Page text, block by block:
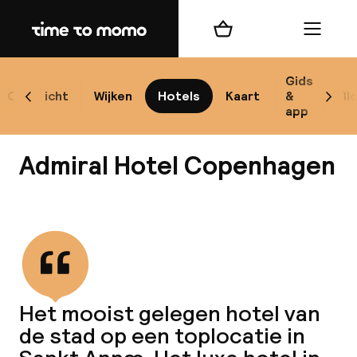
Home
Overzicht Wijken Hotels Kaart
Gids
&
app
Scroll naar links
Winkelmand Menu
Admiral Hotel Copenhagen
Het mooist gelegen hotel van
de stad op een toplocatie in